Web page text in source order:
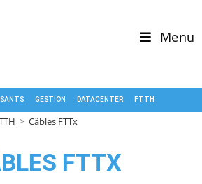
Menu
GESTION DATACENTER FTTH
> Câbles FTTx
FTTX